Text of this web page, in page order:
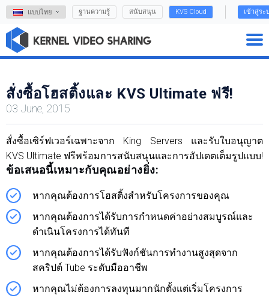
แบบไทย ฐานความรู้ สนับสนุน KVS Cloud เข้าสู่ระ
สั่งซื้อโฮสติ้งและ KVS Ultimate ฟรี!
03 June, 2015
สั่งซื้อเซิร์ฟเวอร์เฉพาะจาก King Servers และรับใบอนุญาต
KVS Ultimate ฟรีพร้อมการสนับสนุนและการอัปเดตเต็มรูปแบบ!
ข้อเสนอนี้เหมาะกับคุณอย่างยิ่ง:
หากคุณต้องการโฮสติ้งสำหรับโครงการของคุณ
หากคุณต้องการได้รับการกำหนดค่าอย่างสมบูรณ์และ
ดำเนินโครงการได้ทันที
หากคุณต้องการได้รับฟังก์ชันการทำงานสูงสุดจาก
สคริปต์ Tube ระดับมืออาชีพ
หากคุณไม่ต้องการลงทุนมากนักตั้งแต่เริ่มโครงการ